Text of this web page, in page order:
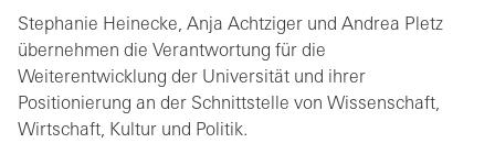
Stephanie Heinecke, Anja Achtziger und Andrea Pletz
übernehmen die Verantwortung für die
Weiterentwicklung der Universität und ihrer
Positionierung an der Schnittstelle von Wissenschaft,
Wirtschaft, Kultur und Politik.